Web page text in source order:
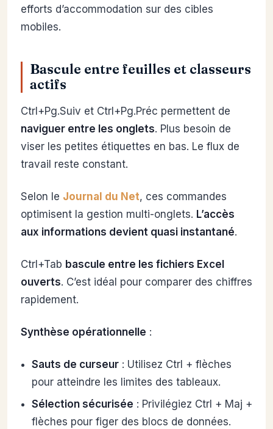
efforts d’accommodation sur des cibles
mobiles.
Bascule entre feuilles et classeurs
actifs
Ctrl+Pg.Suiv et Ctrl+Pg.Préc permettent de
naviguer entre les onglets. Plus besoin de
viser les petites étiquettes en bas. Le flux de
travail reste constant.
Selon le Journal du Net, ces commandes
optimisent la gestion multi-onglets. L’accès
aux informations devient quasi instantané.
Ctrl+Tab bascule entre les fichiers Excel
ouverts. C’est idéal pour comparer des chiffres
rapidement.
Synthèse opérationnelle :
Sauts de curseur: Utilisez Ctrl + flèches
pour atteindre les limites des tableaux.
Sélection sécurisée : Privilégiez Ctrl + Maj +
flèches pour figer des blocs de données.